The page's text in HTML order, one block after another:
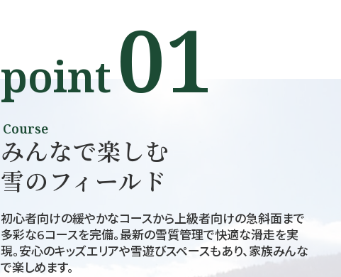
point01
Course
みんなで楽しむ
雪のフィールド
初心者向けの緩やかなコースから上級者向けの急斜面まで
多彩な6コースを完備。最新の雪質管理で快適な滑走を実
現。安心のキッズエリアや雪遊びスペースもあり、家族みんな
で楽しめます。